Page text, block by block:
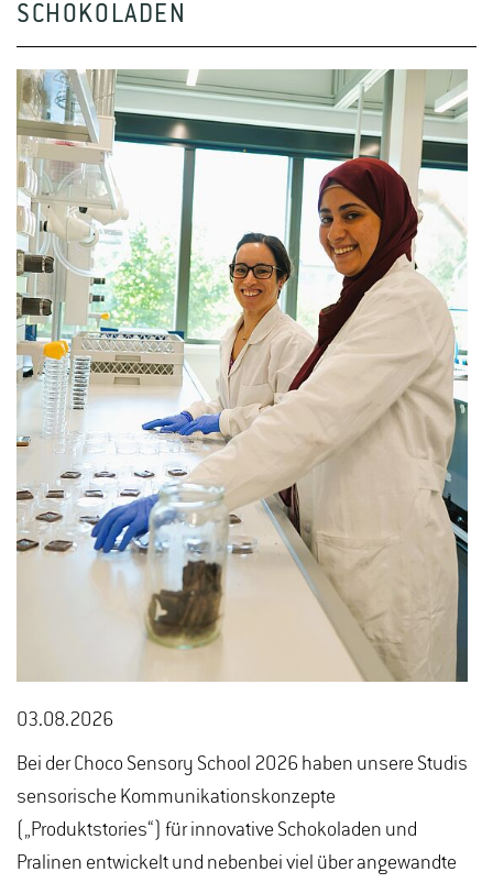
SCHOKOLADEN
03.08.2026
Bei der Choco Sensory School 2026 haben unsere Studis
sensorische Kommunikationskonzepte
(„Produktstories“) für innovative Schokoladen und
Pralinen entwickelt und nebenbei viel über angewandte